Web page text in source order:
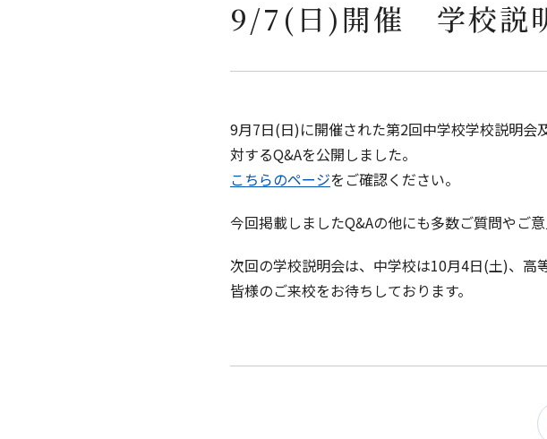
9/7(日)開催 学校説
9月7日(日)に開催された第2回中学校学校説明
対するQ&Aを公開しました。
こちらのページをご確認ください。
今回掲載しましたQ&Aの他にも多数ご質問やご
次回の学校説明会は、中学校は10月4日(土)、高
皆様のご来校をお待ちしております。